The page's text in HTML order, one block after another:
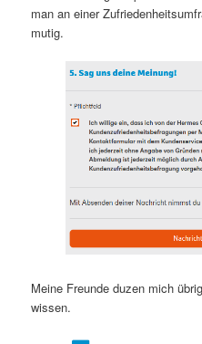
man an einer
mutig.
Meine Freunde duzen mich
wissen.